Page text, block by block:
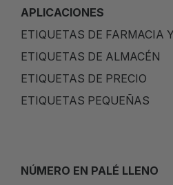
APLICACIONES
ETIQUETAS DE FARMACIA
ETIQUETAS DE ALMACÉN
ETIQUETAS DE PRECIO
ETIQUETAS PEQUEÑAS
NÚMERO EN PALÉ LLENO